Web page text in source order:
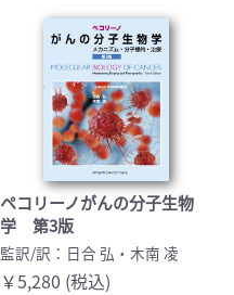
ペコリーノがんの分子生物
学 第3版
監訳/訳：日合 弘・木南 凌
￥5,280 (税込)